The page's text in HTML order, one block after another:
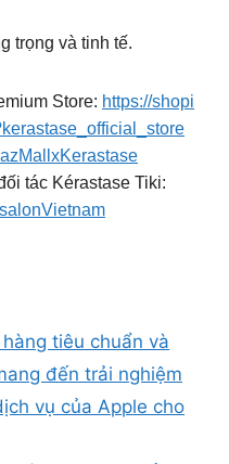
trọng và tinh tế.
Store: https://shopi
tác Kérastase Tiki:
tiêu chuẩn và
đến trải nghiệm
vụ của Apple cho